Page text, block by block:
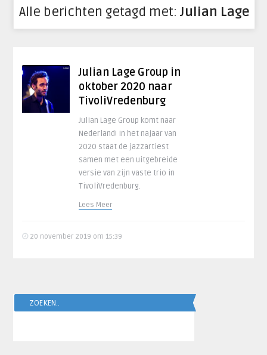
Alle berichten getagd met: Julian Lage
Julian Lage Group in
oktober 2020 naar
TivoliVredenburg
Julian Lage Group komt naar
Nederland! In het najaar van
2020 staat de jazzartiest
samen met een uitgebreide
versie van zijn vaste trio in
TivoliVredenburg.
Lees Meer
20 november 2019 om 15:39
ZOEKEN..